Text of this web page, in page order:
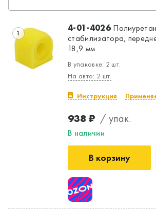
1 4-01-4026
стабилизатора,
18,9 мм
В упаковке: 2 шт.
На авто: 2 шт.
Инструкция
938 ₽ / упак.
В наличии
В корзину